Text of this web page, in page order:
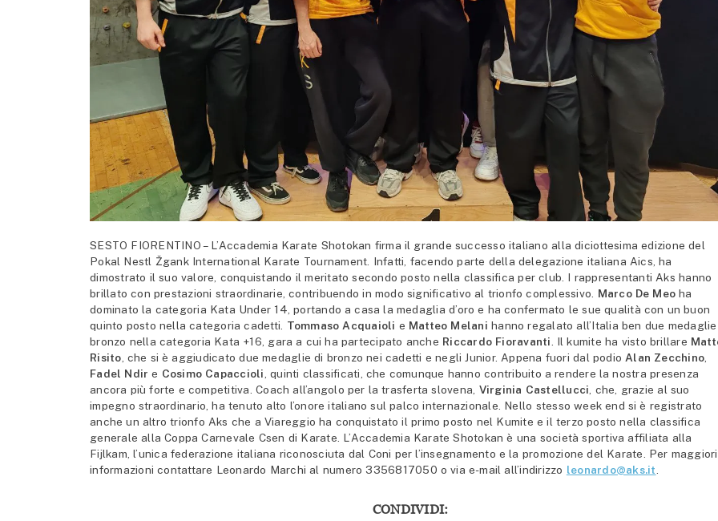
SESTO FIORENTINO – L’Accademia Karate Shotokan firma il grande successo italiano alla diciottesima edizione del
Pokal Nestl Žgank International Karate Tournament. Infatti, facendo parte della delegazione italiana Aics, ha
dimostrato il suo valore, conquistando il meritato secondo posto nella classifica per club. I rappresentanti Aks hanno
brillato con prestazioni straordinarie, contribuendo in modo significativo al trionfo complessivo.
Marco De Meo ha
dominato la categoria Kata Under 14, portando a casa la medaglia d’oro e ha confermato le sue qualità con un buon
quinto posto nella categoria cadetti. Tommaso Acquaioli e Matteo Melanihanno regalato all’Italia ben due
bronzo nella categoria Kata +16, gara a cui ha partecipato anche Riccardo Fioravanti . Il kumite ha visto brillare
Risito , che si è aggiudicato due medaglie di bronzo nei cadetti e negli Junior. Appena fuori dal podio Alan Zecchino
Fadel Ndir e Cosimo Capaccioli , quinti classificati, che comunque hanno contribuito a rendere la nostra presenza
ancora più forte e competitiva. Coach all’angolo per la trasferta slovena, Virginia Castellucci , che, grazie al suo
impegno straordinario, ha tenuto alto l’onore italiano sul palco internazionale. Nello stesso week end si è registrato
anche un altro trionfo Aks che a Viareggio ha conquistato il primo posto nel Kumite e il terzo posto nella classifica
generale alla Coppa Carnevale Csen di Karate. L’Accademia Karate Shotokan è una società sportiva affiliata alla
Fijlkam, l’unica federazione italiana riconosciuta dal Coni per l’insegnamento e la promozione del Karate. Per maggiori
informazioni contattare Leonardo Marchi al numero 3356817050 o via e-mail all’indirizzo leonardo@aks.it
CONDIVIDI: